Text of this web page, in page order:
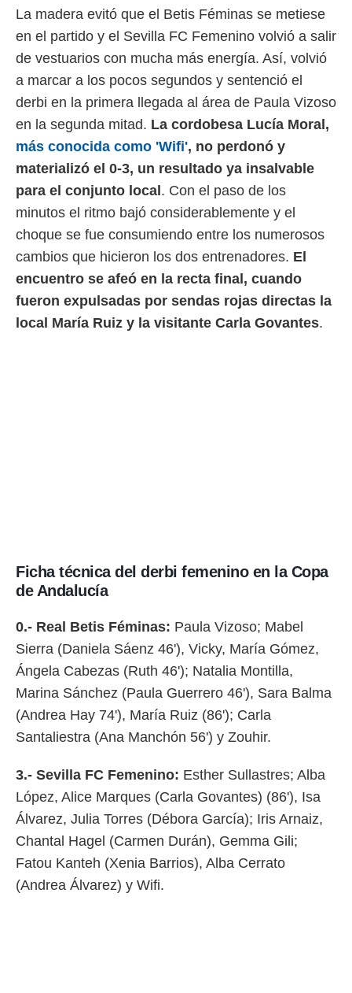
La madera evitó que el Betis Féminas se metiese
en el partido y el Sevilla FC Femenino volvió a salir
de vestuarios con mucha más energía. Así, volvió
a marcar a los pocos segundos y sentenció el
derbi en la primera llegada al área de Paula Vizoso
en la segunda mitad. La cordobesa Lucía Moral,
más conocida como 'Wifi', no perdonó y
materializó el 0-3, un resultado ya insalvable
para el conjunto local. Con el paso de los
minutos el ritmo bajó considerablemente y el
choque se fue consumiendo entre los numerosos
cambios que hicieron los dos entrenadores. El
encuentro se afeó en la recta final, cuando
fueron expulsadas por sendas rojas directas la
local María Ruiz y la visitante Carla Govantes.
Ficha técnica del derbi femenino en la Copa
de Andalucía
0.- Real Betis Féminas: Paula Vizoso; Mabel
Sierra (Daniela Sáenz 46'), Vicky, María Gómez,
Ángela Cabezas (Ruth 46'); Natalia Montilla,
Marina Sánchez (Paula Guerrero 46'), Sara Balma
(Andrea Hay 74'), María Ruiz (86'); Carla
Santaliestra (Ana Manchón 56') y Zouhir.
3.- Sevilla FC Femenino: Esther Sullastres; Alba
López, Alice Marques (Carla Govantes) (86'), Isa
Álvarez, Julia Torres (Débora García); Iris Arnaiz,
Chantal Hagel (Carmen Durán), Gemma Gili;
Fatou Kanteh (Xenia Barrios), Alba Cerrato
(Andrea Álvarez) y Wifi.